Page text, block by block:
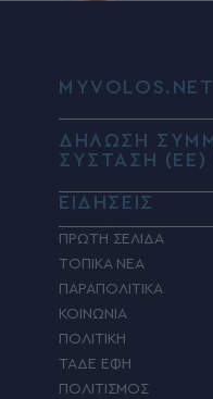
ΔΗΛΩΣΗ
ΣΥΣΤΑΣΗ (ΕΕ)
ΕΙΔΗΣΕΙΣ
ΠΡΩΤΗ ΣΕΛΙΔΑ
ΤΟΠΙΚΑ ΝΕΑ
ΠΑΡΑΠΟΛΙΤΙΚΑ
ΚΟΙΝΩΝΙΑ
ΠΟΛΙΤΙΚΗ
ΤΑΔΕ ΕΦΗ
ΠΟΛΙΤΙΣΜΟΣ